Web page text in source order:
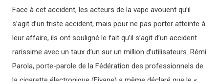
Face à cet accident, les acteurs de la vape avouent qu’il
s’agit d’un triste accident, mais pour ne pas porter atteinte à
leur affaire, ils ont souligné le fait qu’il s’agit d’un accident
rarissime avec un taux d’un sur un million d’utilisateurs. Rémi
Parola, porte-parole de la Fédération des professionnels de